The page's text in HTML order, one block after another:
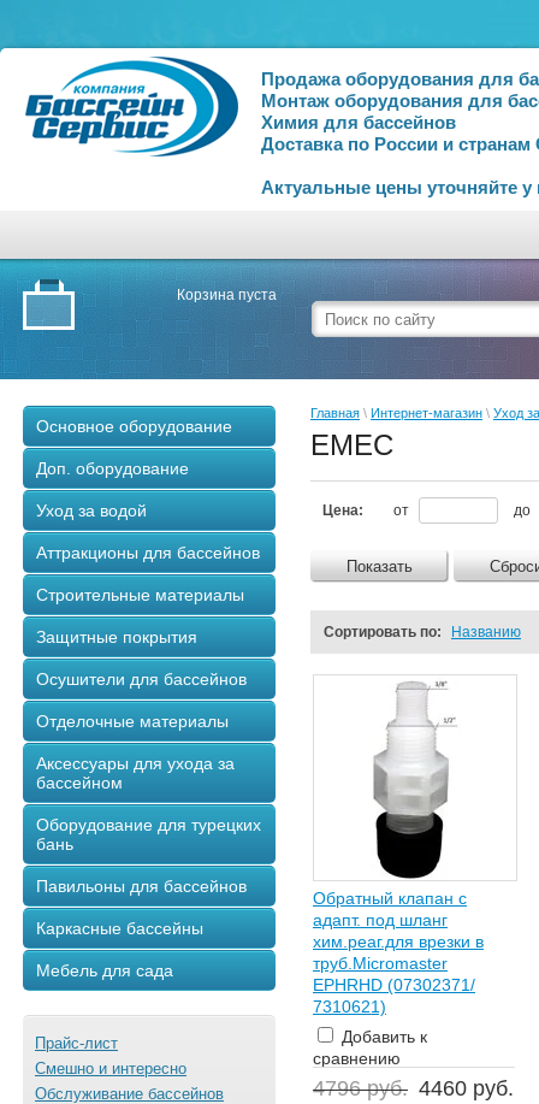
Продажа оборудования для
Монтаж оборудования для
Химия для бассейнов
Доставка по России и
Актуальные цены уточняйте
Корзина пуста
Основное оборудование
Доп. оборудование
Уход за водой
Аттракционы для бассейнов
Строительные материалы
Защитные покрытия
Осушители для бассейнов
Отделочные материалы
Аксессуары для ухода за
бассейном
Оборудование для турецких
бань
Павильоны для бассейнов
Каркасные бассейны
Мебель для сада
Прайс-лист
Смешно и интересно
Обслуживание бассейнов
Главная \ Интернет-магазин \ Уход
EMEC
Цена: от до
Показать
Сортировать по: Названию
Обратный клапан с
адапт. под шланг
хим.реаг.для врезки в
труб.Micromaster
EPHRHD (07302371/
7310621)
Добавить к
сравнению
4796 руб. 4460 руб.